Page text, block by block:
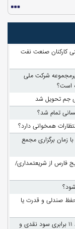
کارکنان صنعت نفت
شرکت ملی
است؟
جم تحویل شد
تمام شد؟
همخوانی دارد؟
زمان برگزاری مجمع
فارس از شریعتمداری/
صندلی و قدرت یا
پترول با دست پر به مجمع آمد؛ جهش سودآوری، رشد ۱۱ برابری سود نقدی و